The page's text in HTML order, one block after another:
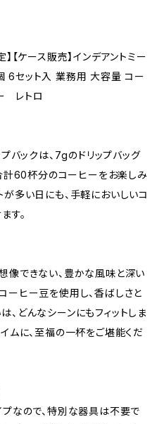
【ケース販売】インデアントミー
6セット入 業務用 大容量 コー
レトロ
バックは、7gのドリップバッグ
計60杯分のコーヒーをお楽しみ
多い日にも、手軽においしいコ
す。
像できない、豊かな風味と深い
ーヒー豆を使用し、香ばしさと
どんなシーンにもフィットしま
ムに、至福の一杯をご堪能くだ
プなので、特別な器具は不要で